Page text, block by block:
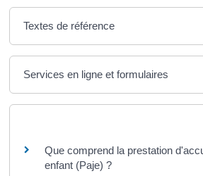
Textes de référence
Services en ligne et formulaires
Que comprend la prestation
enfant (Paje) ?